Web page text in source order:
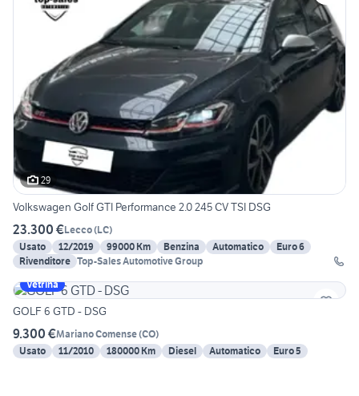
29
Volkswagen Golf GTI Performance 2.0 245 CV TSI DSG
23.300 €Lecco(LC)
Usato
12/2019 99000 Km Benzina Automatico
Euro 6
Rivenditore Top-Sales Automotive Group
Vetrina
GOLF 6 GTD - DSG
9.300 €Mariano Comense(CO)
Usato
11/2010 180000 Km Diesel Automatico Euro 5